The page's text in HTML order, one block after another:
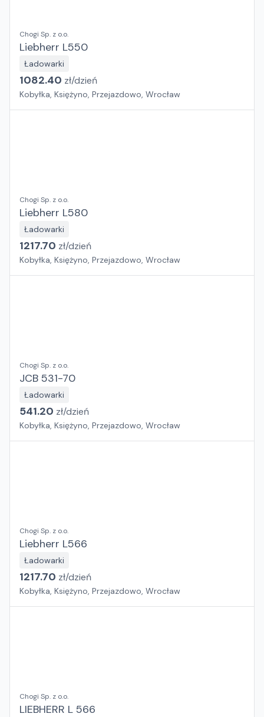
Chogi Sp. z o.o.
Liebherr L550
Ładowarki
1082.40 zł/dzień
Kobyłka, Księżyno, Przejazdowo, Wrocław
Chogi Sp. z o.o.
Liebherr L580
Ładowarki
1217.70 zł/dzień
Kobyłka, Księżyno, Przejazdowo, Wrocław
Chogi Sp. z o.o.
JCB 531-70
Ładowarki
541.20 zł/dzień
Kobyłka, Księżyno, Przejazdowo, Wrocław
Chogi Sp. z o.o.
Liebherr L566
Ładowarki
1217.70 zł/dzień
Kobyłka, Księżyno, Przejazdowo, Wrocław
Chogi Sp. z o.o.
LIEBHERR L 566